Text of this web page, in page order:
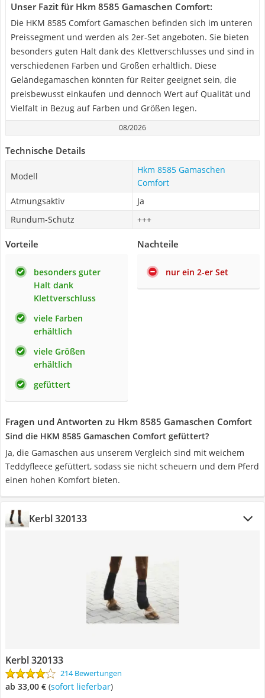
Unser Fazit für Hkm 8585 Gamaschen Comfort:
Die HKM 8585 Comfort Gamaschen befinden sich im unteren
Preissegment und werden als 2er-Set angeboten. Sie bieten
besonders guten Halt dank des Klettverschlusses und sind in
verschiedenen Farben und Größen erhältlich. Diese
Geländegamaschen könnten für Reiter geeignet sein, die
preisbewusst einkaufen und dennoch Wert auf Qualität und
Vielfalt in Bezug auf Farben und Größen legen.
08/2026
Technische Details
Modell
Hkm 8585 Gamaschen
Comfort
Atmungsaktiv
Ja
Rundum-Schutz
+++
Vorteile
besonders guter
Halt dank
Klettverschluss
viele Farben
erhältlich
viele Größen
erhältlich
gefüttert
Nachteile
nur ein 2-er Set
Fragen und Antworten zu Hkm 8585 Gamaschen Comfort
Sind die HKM 8585 Gamaschen Comfort gefüttert?
Ja, die Gamaschen aus unserem Vergleich sind mit weichem
Teddyfleece gefüttert, sodass sie nicht scheuern und dem Pferd
einen hohen Komfort bieten.
Kerbl 320133
Kerbl 320133
214 Bewertungen
ab 33,00 € ( Sofort lieferbar)